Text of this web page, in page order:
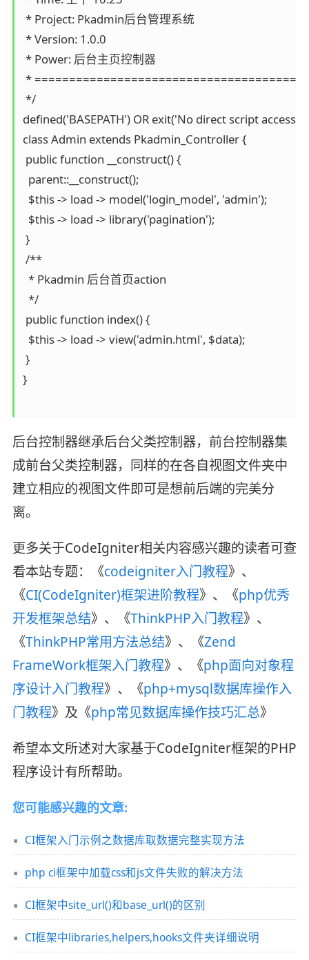
* Project: Pkadmin后台管理系统
* Version: 1.0.0
* Power: 后台主页控制器
*
*/
defined('BASEPATH') OR exit('No direct script access
class Admin extends Pkadmin_Controller {
public function __construct() {
  parent::__construct();
  $this -> load -> model('login_model', 'admin');
  $this -> load -> library('pagination');
}
/**
  * Pkadmin 后台首页action
  */
public function index() {
  $this -> load -> view('admin.html', $data);
}
}
后台控制器继承后台父类控制器，前台控制器集
成前台父类控制器，同样的在各自视图文件夹中
建立相应的视图文件即可是想前后端的完美分
离。
更多关于CodeIgniter相关内容感兴趣的读者可查
看本站专题：《codeigniter入门教程》、
《CI(CodeIgniter)框架进阶教程》、《php优秀
开发框架总结》、《ThinkPHP入门教程》、
《ThinkPHP常用方法总结》、《Zend
FrameWork框架入门教程》、《php面向对象程
序设计入门教程》、《php+mysql数据库操作入
门教程》及《php常见数据库操作技巧汇总》
希望本文所述对大家基于CodeIgniter框架的PHP
程序设计有所帮助。
您可能感兴趣的文章:
CI框架入门示例之数据库取数据完整实现方法
php ci框架中加载css和js文件失败的解决方法
CI框架中site_url()和base_url()的区别
CI框架中libraries,helpers,hooks文件夹详细说明